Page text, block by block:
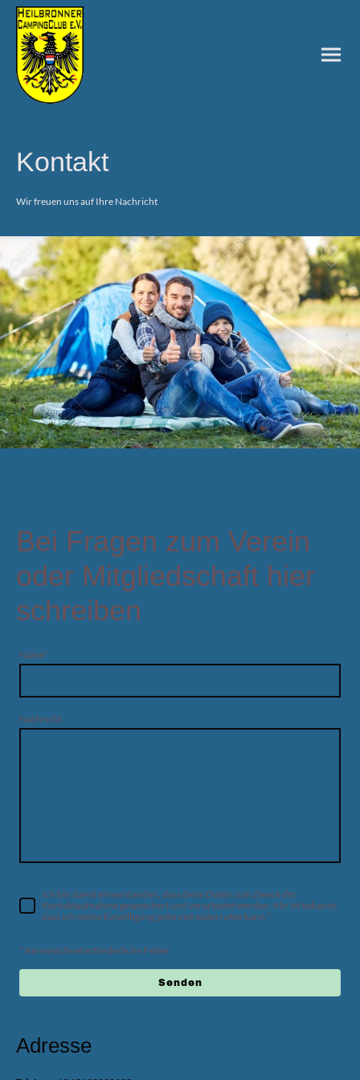
Kontakt
Wir freuen uns auf Ihre Nachricht
Bei Fragen zum Verein
oder Mitgliedschaft hier
schreiben
Name*
Nachricht
Ich bin damit einverstanden, dass diese Daten zum Zweck der
Kontaktaufnahme gespeichert und verarbeitet werden. Mir ist bekannt,
dass ich meine Einwilligung jederzeit widerrufen kann.*
* Kennzeichnet erforderliche Felder
Senden
Adresse